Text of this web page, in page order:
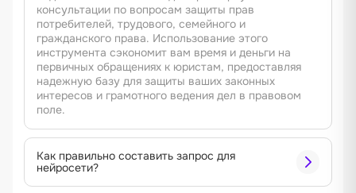
консультации по вопросам защиты прав
потребителей, трудового, семейного и
гражданского права. Использование этого
инструмента сэкономит вам время и деньги на
первичных обращениях к юристам, предоставляя
надежную базу для защиты ваших законных
интересов и грамотного ведения дел в правовом
поле.
Как правильно составить запрос для
нейросети?